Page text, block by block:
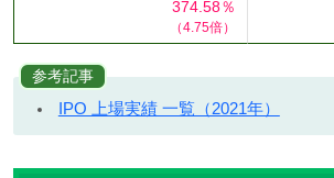
374.58％
（4.75倍）
参考記事
IPO 上場実績 一覧（2021年）